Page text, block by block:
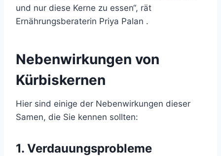
und nur diese Kerne zu essen“, rät
Ernährungsberaterin Priya Palan .
Nebenwirkungen von
Kürbiskernen
Hier sind einige der Nebenwirkungen dieser
Samen, die Sie kennen sollten:
1. Verdauungsprobleme